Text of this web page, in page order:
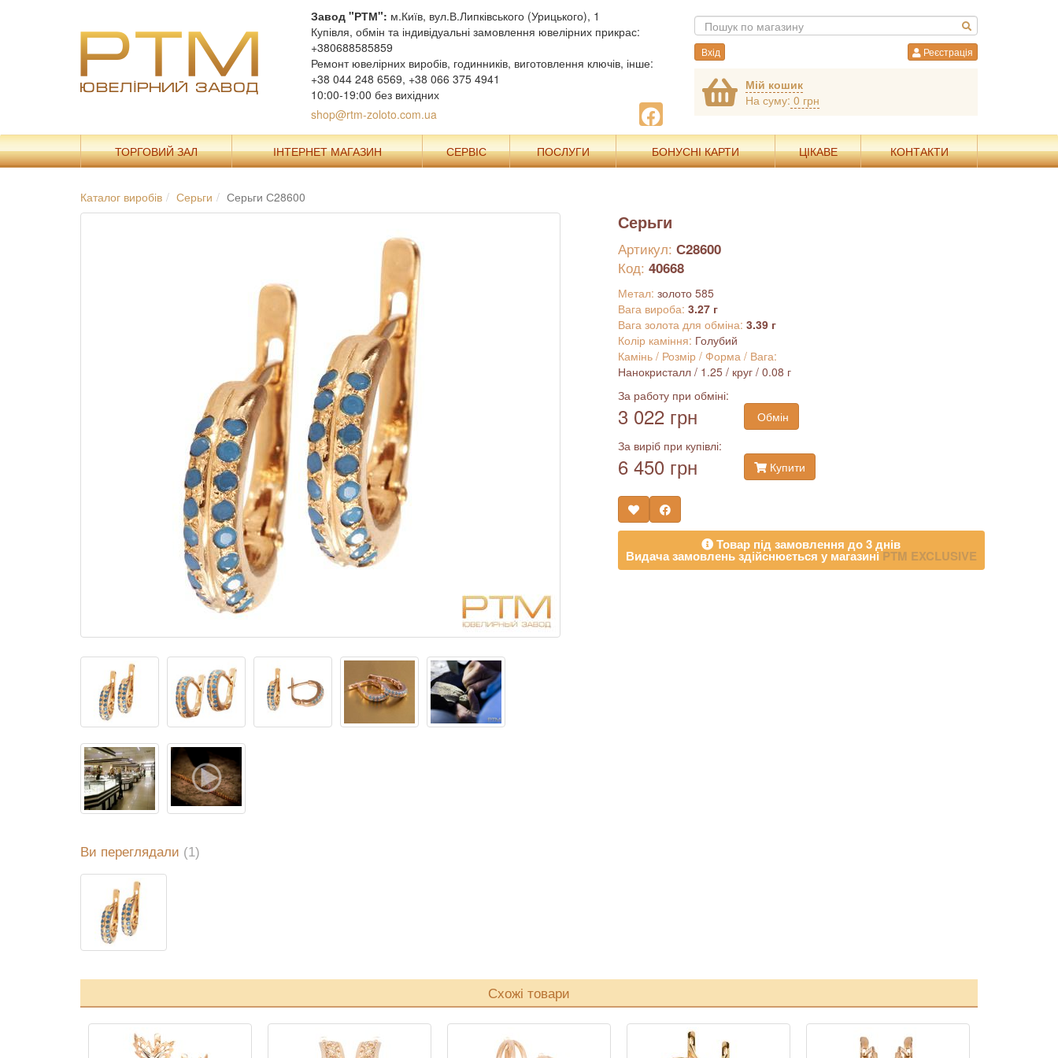
Завод "РТМ": м.Київ, вул.В.Липківського (Урицького), 1
Купівля, обмін та індивідуальні замовлення ювелірних прикрас:
+380688585859
Ремонт ювелірних виробів, годинників, виготовлення ключів, інше:
+38 044 248 6569, +38 066 375 4941
10:00-19:00 без вихідних
shop@rtm-zoloto.com.ua
Вхід Реєстрація
Мій кошик
На суму: 0 грн
ТОРГОВИЙ ЗАЛ ІНТЕРНЕТ МАГАЗИН СЕРВІС ПОСЛУГИ БОНУСНІ КАРТИ ЦІКАВЕ КОНТАКТИ
Каталог виробів Серьги Серьги С28600
Серьги
Артикул: С28600
Код: 40668
Метал: золото 585
Вага вироба: 3.27 г
Вага золота для обміна: 3.39 г
Колір каміння: Голубий
Камінь / Розмір / Форма / Вага:
Нанокристалл / 1.25 / круг / 0.08 г
За работу при обміні:
3 022 грн
Обмін
За виріб при купівлі:
6 450 грн Купити
Товар під замовлення до 3 днів
Видача замовлень здійснюється у магазиніPTM EXCLUSIVE
Ви переглядали (1)
Схожі товари